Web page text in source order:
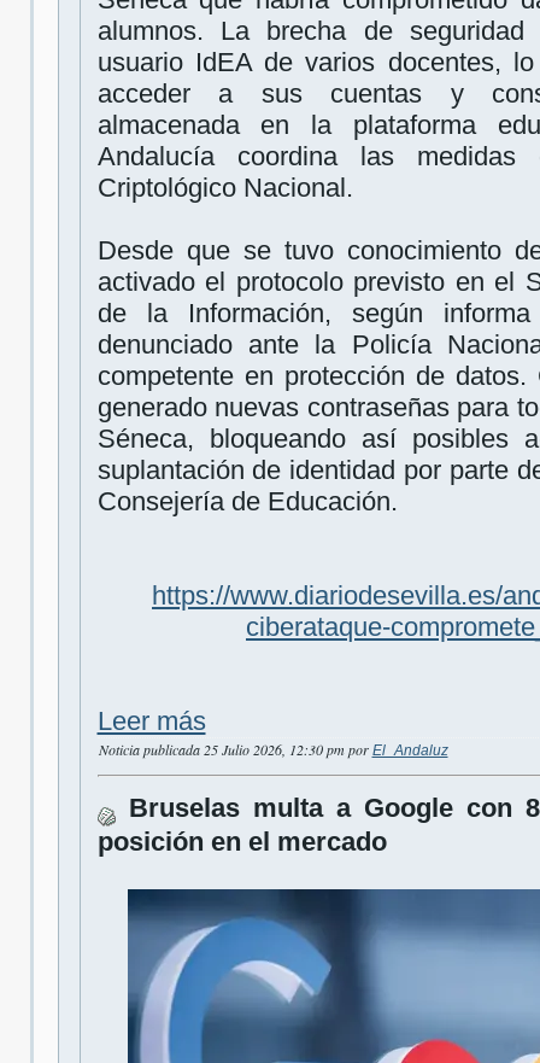
alumnos. La brecha de
usuario IdEA de varios docentes,
acceder a sus cuentas y
almacenada en la plataforma
Andalucía coordina las
Criptológico Nacional.
Desde que se tuvo conocimiento
activado el protocolo previsto en el
de la Información, según
denunciado ante la Policía
competente en protección de
generado nuevas contraseñas para
Séneca, bloqueando así posibles
suplantación de identidad por parte
Consejería de Educación.
https://www.diariodesevilla.es/
ciberataque-
Leer más
Noticia publicada 25 Julio 2026, 12:30 pm por El_Andaluz
Bruselas multa a Google con
posición en el mercado